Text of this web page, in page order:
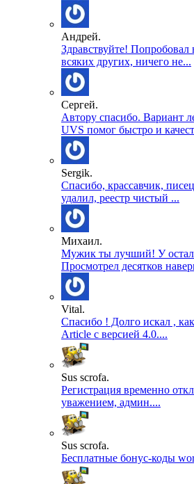
Андрей.
Здравствуйте! Попробовал
всяких других, ничего не...
Сергей.
Автору спасибо. Вариант
UVS помог быстро и
Sergik.
Спасибо, крассавчик,
удалил, реестр чистый ...
Михаил.
Мужик ты лучший! У
Просмотрел десятков
Vital.
Спасибо ! Долго искал , как
Article с версией 4.0....
Sus scrofa.
Регистрация временно
уважением, админ....
Sus scrofa.
Бесплатные бонус-коды